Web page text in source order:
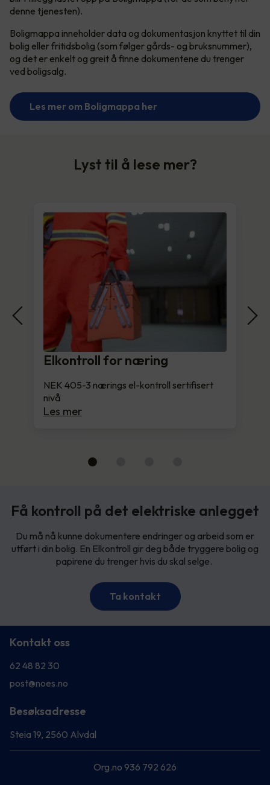
denne tjenesten).
Boligmappa inneholder data og dokumentasjon knyttet til din
bolig eller fritidsbolig (som følger gårds- og bruksnummer),
og det er enkelt og greit å finne dokumentene du trenger
ved boligsalg.
Les mer om Boligmappa her
Lyst til å lese mer?
Elkontroll for næring
NEK 405-3 nærings el-kontroll sertifisert
nivå
Les mer
Få kontroll på det elektriske anlegget
Du må nå kunne dokumentere endringer og arbeid som er
utført i din bolig. En Elkontroll gir deg både tryggere bolig og
papirene du trenger hvis du skal selge.
Ta kontakt
Kontakt oss
62 48 82 30
post@noes.no
Besøksadresse
Steia 19, 2560 Alvdal
Org.no 936 792 626